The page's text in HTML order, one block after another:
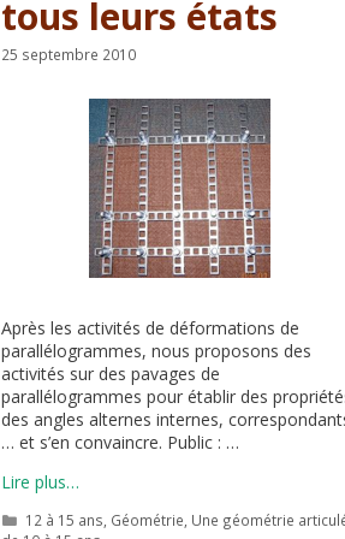
tous leurs états
25 septembre 2010
Après les activités de déformations de
parallélogrammes, nous proposons des
activités sur des pavages de
parallélogrammes pour établir des
des angles alternes internes,
… et s’en convaincre. Public : …
Lire plus…
Catégories
12 à 15 ans, Géométrie, Une géométrie